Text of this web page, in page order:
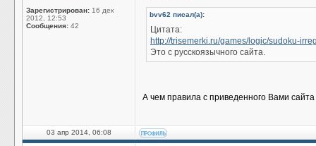
Зарегистрирован: 16 дек
2012, 12:53
Сообщения: 42
bvv62 писал(а):
Цитата:
http://trisemerki.ru/games/logic/sudoku-
Это с русскоязычного сайта.
А чем правила с приведенного Вами
03 апр 2014, 06:08